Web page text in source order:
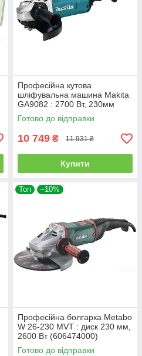
Професійна кутова
шліфувальна машина Makita
GA9082 : 2700 Вт, 230мм
Готово до відправки
10 749 ₴ 11 931 ₴
Купити
Топ –10%
Професійна болгарка Metabo
W 26-230 MVT : диск 230 мм,
2600 Вт (606474000)
Готово до відправки